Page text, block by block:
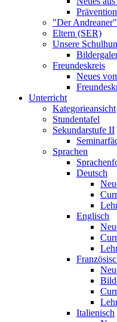
Prävention
"Der Andreaner"
Eltern (SER)
Unsere
Freundeskreis
Neues
Unterricht
Kategorieansicht
Stundentafel
Sekundarstufe II
Sprachen
Deutsch
Englisch
Italienisch